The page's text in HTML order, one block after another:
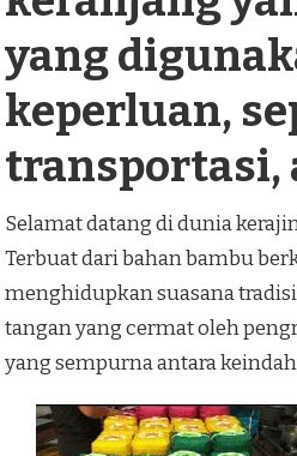
yang
keperluan,
transportasi,
Selamat datang di dunia
Terbuat dari bahan bambu
menghidupkan suasana
tangan yang cermat oleh
yang sempurna antara